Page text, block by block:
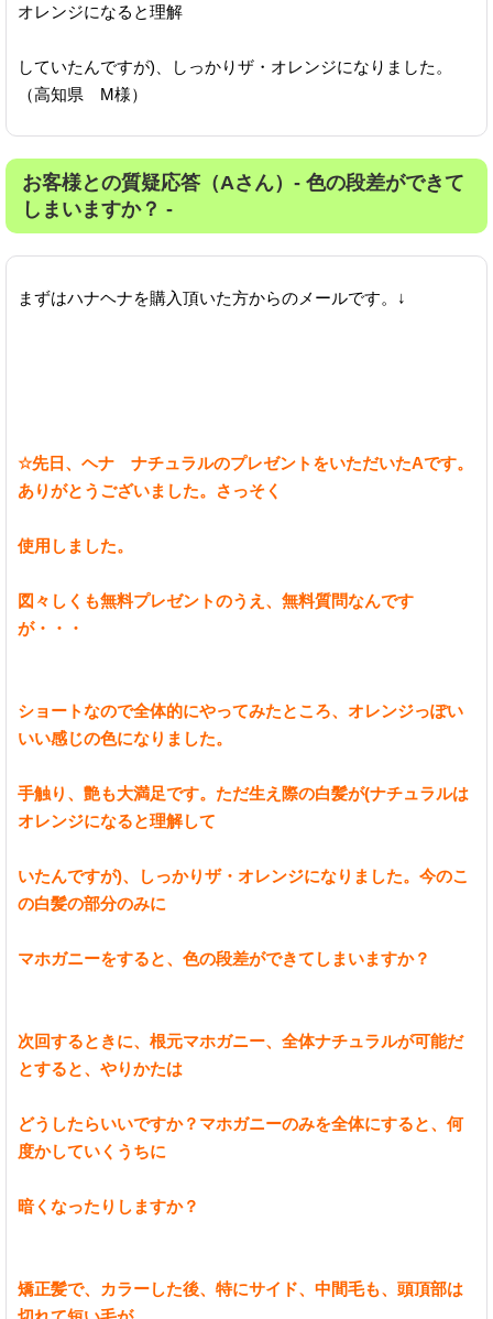
オレンジになると理解
していたんですが)、しっかりザ・オレンジになりました。
（高知県 M様）
お客様との質疑応答（Aさん）- 色の段差ができて
しまいますか？ -
まずはハナヘナを購入頂いた方からのメールです。↓
☆先日、ヘナ ナチュラルのプレゼントをいただいたAです。
ありがとうございました。さっそく
使用しました。
図々しくも無料プレゼントのうえ、無料質問なんです
が・・・
ショートなので全体的にやってみたところ、オレンジっぽい
いい感じの色になりました。
手触り、艶も大満足です。ただ生え際の白髪が(ナチュラルは
オレンジになると理解して
いたんですが)、しっかりザ・オレンジになりました。今のこ
の白髪の部分のみに
マホガニーをすると、色の段差ができてしまいますか？
次回するときに、根元マホガニー、全体ナチュラルが可能だ
とすると、やりかたは
どうしたらいいですか？マホガニーのみを全体にすると、何
度かしていくうちに
暗くなったりしますか？
矯正髪で、カラーした後、特にサイド、中間毛も、頭頂部は